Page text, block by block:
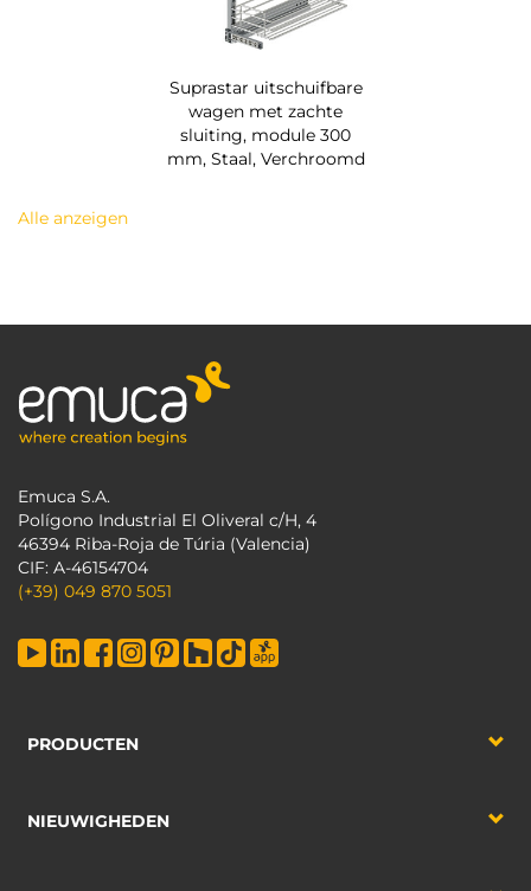
Suprastar uitschuifbare
wagen met zachte
sluiting, module 300
mm, Staal, Verchroomd
Alle anzeigen
Emuca S.A.
Polígono Industrial El Oliveral c/H, 4
46394 Riba-Roja de Túria (Valencia)
CIF: A-46154704
(+39) 049 870 5051
PRODUCTEN
NIEUWIGHEDEN